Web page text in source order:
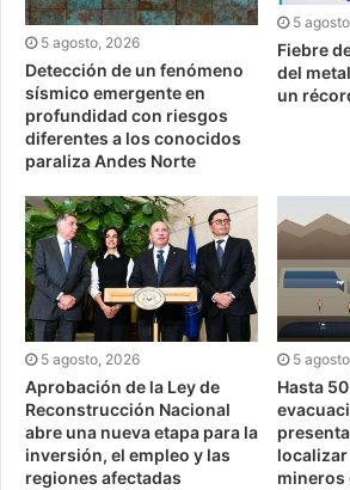
5 agosto, 2026
Detección de un fenómeno
sísmico emergente en
profundidad con riesgos
diferentes a los conocidos
paraliza Andes Norte
5
Fiebre
del
un
5 agosto, 2026
Aprobación de la Ley de
Reconstrucción Nacional
abre una nueva etapa para la
inversión, el empleo y las
regiones afectadas
5
Hasta
mineros